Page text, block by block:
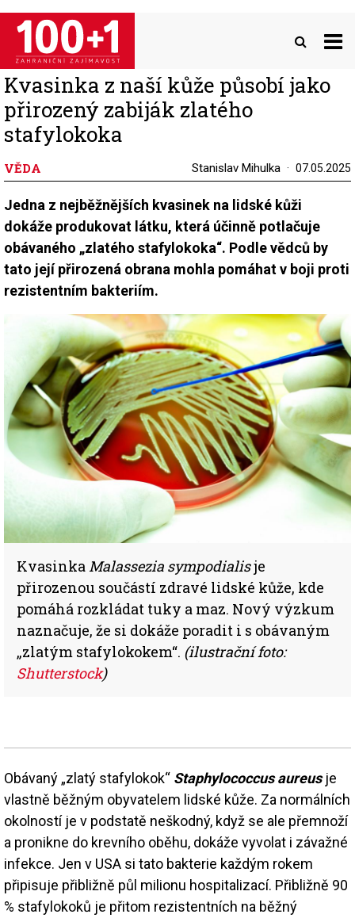
Přejít
hlavnímu
obsahu
Kvasinka z naší kůže působí jako
přirozený zabiják zlatého
stafylokoka
VĚDA Stanislav Mihulka 07.05.2025
Jedna z nejběžnějších kvasinek na lidské kůži
dokáže produkovat látku, která účinně potlačuje
obávaného „zlatého stafylokoka“. Podle vědců by
tato její přirozená obrana mohla pomáhat v boji proti
rezistentním bakteriím.
Kvasinka Malassezia sympodialisje
přirozenou součástí zdravé lidské kůže, kde
pomáhá rozkládat tuky a maz. Nový výzkum
naznačuje, že si dokáže poradit i s obávaným
„zlatým stafylokokem“. (ilustrační foto:
Shutterstock)
Obávaný „zlatý stafylokok“ Staphylococcus aureus je
vlastně běžným obyvatelem lidské kůže. Za normálních
okolností je v podstatě neškodný, když se ale přemnoží
a pronikne do krevního oběhu, dokáže vyvolat i závažné
infekce. Jen v USA si tato bakterie každým rokem
připisuje přibližně půl milionu hospitalizací. Přibližně 90
% stafylokoků je přitom rezistentních na běžný